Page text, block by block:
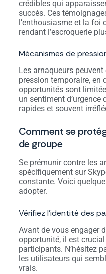
crédibles qui
succès. Ces
l’enthousiasme et la foi
rendant l’escroquerie
Mécanismes de
Les arnaqueurs
pression temporaire, en
opportunités sont
un sentiment
rapides et souvent
Comment se
de groupe
Se prémunir contre les
spécifiquement sur
constante. Voici
adopter.
Vérifiez l’identité des
Avant de vous engager
opportunité, il est
participants. N’hésitez
les utilisateurs qui
vrais.